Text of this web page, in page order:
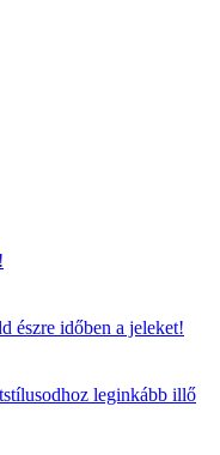
észre időben a jeleket!
leginkább illő